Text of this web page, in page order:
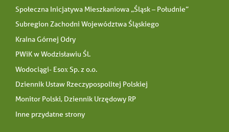
Społeczna Inicjatywa Mieszkaniowa „Śląsk – Południe”
Subregion Zachodni Województwa Śląskiego
Kraina Górnej Odry
PWiK w Wodzisławiu Śl.
Wodociągi- Esox Sp. z o.o.
Dziennik Ustaw Rzeczypospolitej Polskiej
Monitor Polski, Dziennik Urzędowy RP
Inne przydatne strony